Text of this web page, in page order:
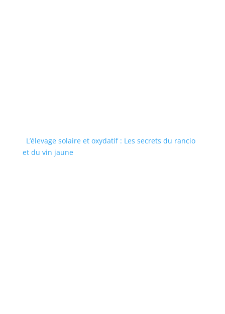
L’élevage solaire et oxydatif : Les secrets du rancio
et du vin jaune